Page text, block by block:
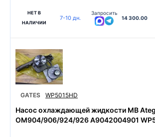
НЕТ В
НАЛИЧИИ
7-10 дн.
Запросить
14 300.00
GATES WP5015HD
Насос охлаждающей жидкости MB
OM904/906/924/926 A9042004901